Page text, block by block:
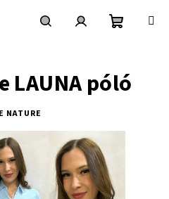
LAUNA póló
NATURE